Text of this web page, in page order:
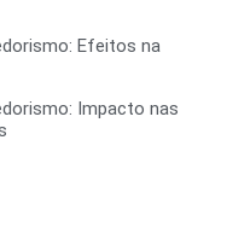
Efeitos na
Impacto nas